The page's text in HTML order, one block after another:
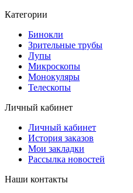
Категории
Бинокли
Зрительные трубы
Лупы
Микроскопы
Монокуляры
Телескопы
Личный кабинет
Личный кабинет
История заказов
Мои закладки
Рассылка новостей
Наши контакты